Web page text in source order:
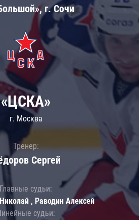
г. Сочи
«ЦСКА»
г. Москва
Тренер:
Сергей
Главные судьи:
, Раводин Алексей
судьи: